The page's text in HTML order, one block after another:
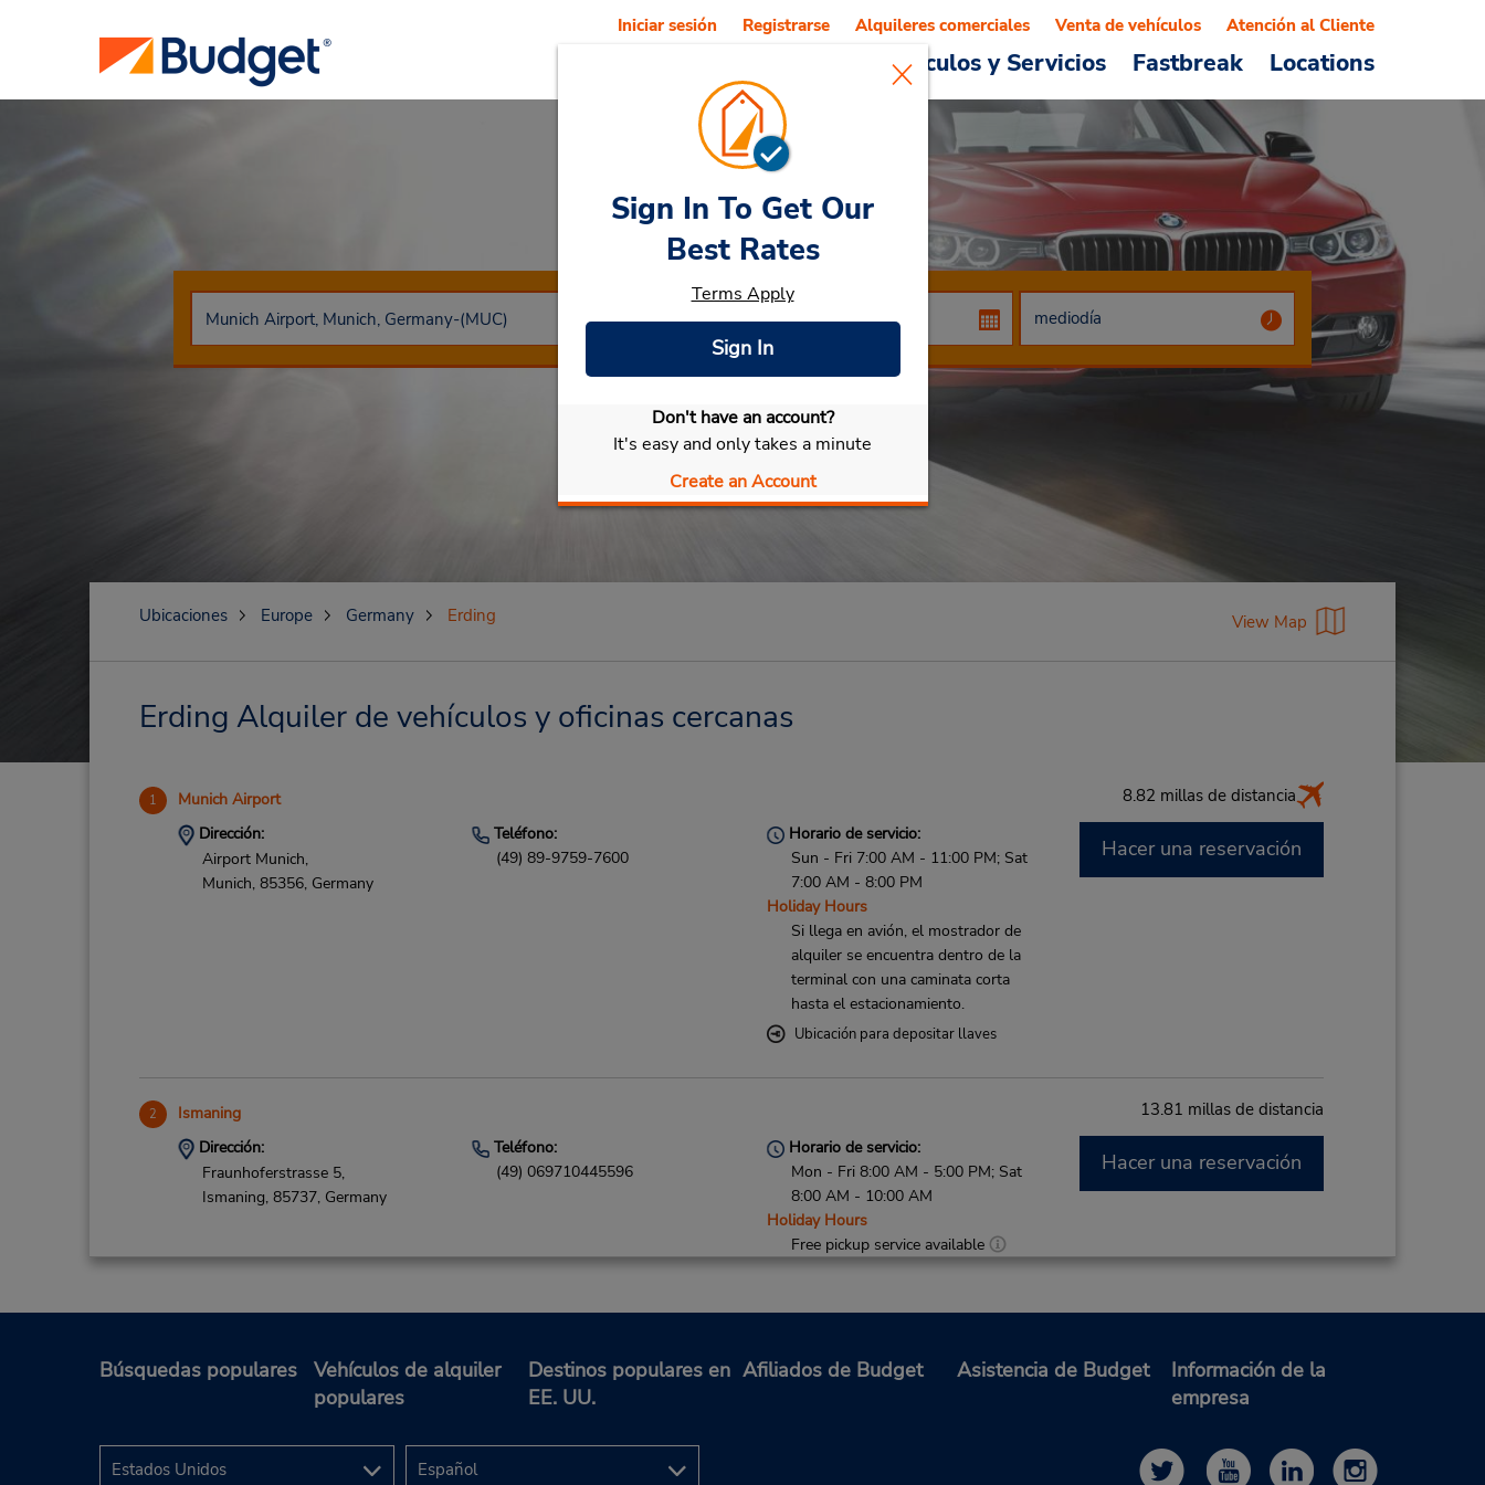
Vehículos y Servicios Fastbreak Locations
Iniciar sesión Registrarse Alquileres comerciales Venta de vehículos Atención al Cliente
Car RentalErding
Seleccionar mi vehículo
Sign In To Get Our
Best Rates
Terms Apply
Sign In
Don't have an account?
It's easy and only takes a minute
Create an Account
Ubicaciones Europe Germany Erding View Map
Erding Alquiler de vehículos y oficinas cercanas
1 Munich Airport 8.82 millas de distancia
Dirección:
Airport Munich,
Munich, 85356, Germany
Teléfono:
(49) 89-9759-7600
Horario de servicio:
Sun - Fri 7:00 AM - 11:00 PM; Sat
7:00 AM - 8:00 PM
Holiday Hours
Si llega en avión, el mostrador de
alquiler se encuentra dentro de la
terminal con una caminata corta
hasta el estacionamiento.
Ubicación para depositar llaves
Hacer una reservación
2 Ismaning 13.81 millas de distancia
Dirección:
Fraunhoferstrasse 5,
Ismaning, 85737, Germany
Teléfono:
(49) 069710445596
Horario de servicio:
Mon - Fri 8:00 AM - 5:00 PM; Sat
8:00 AM - 10:00 AM
Holiday Hours
Free pickup service available
Hacer una reservación
Robert Bosch Strasse 32,
Germany
Teléfono:
Hacer una reservación
Búsquedas populares
Vehículos de alquiler
populares
Destinos populares en
EE. UU.
Afiliados de Budget Asistencia de Budget
Información de la
empresa